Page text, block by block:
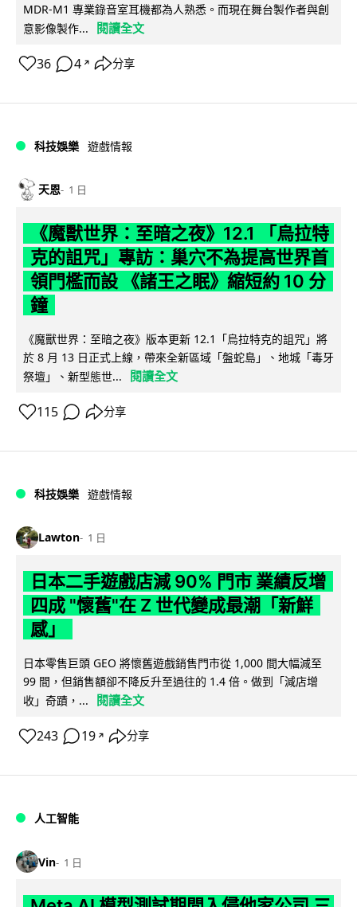
MDR-M1 專業錄音室耳機都為人熟悉。而現在舞台製作者與創
意影像製作...
閱讀全文
36 4 ↗ 分享
科技娛樂 遊戲情報
天恩 1 日
《魔獸世界：至暗之夜》12.1 「烏拉特
克的詛咒」專訪：巢穴不為提高世界首
領門檻而設 《諸王之眠》縮短約 10 分
鐘
《魔獸世界：至暗之夜》版本更新 12.1「烏拉特克的詛咒」將
於 8 月 13 日正式上線，帶來全新區域「盤蛇島」、地城「毒牙
祭壇」、新型態世...
閱讀全文
115 分享
科技娛樂 遊戲情報
Lawton 1 日
日本二手遊戲店減 90% 門市 業績反增
四成 "懷舊"在 Z 世代變成最潮「新鮮
感」
日本零售巨頭 GEO 將懷舊遊戲銷售門市從 1,000 間大幅減至
99 間，但銷售額卻不降反升至過往的 1.4 倍。做到「減店增
收」奇蹟，...
閱讀全文
243 19 ↗ 分享
人工智能
Vin 1 日